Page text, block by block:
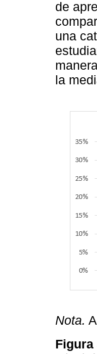
de
una
la
Nota.
Figura